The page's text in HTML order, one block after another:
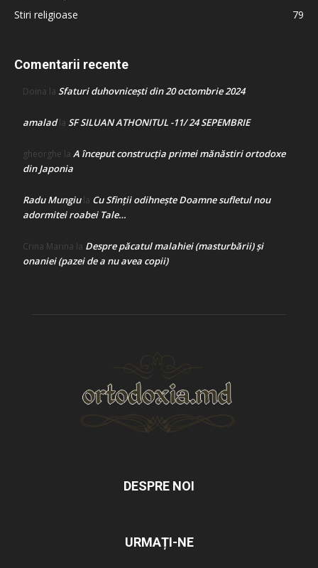
Stiri religioase
79
Comentarii recente
Doina la Sfaturi duhovnicești din 20 octombrie 2024
amaladla SF SILUAN ATHONITUL -11/ 24 SEPEMBRIE
gheorghe la A început construcţia primei mănăstiri ortodoxe
din Japonia
Radu Mungiula Cu Sfinții odihnește Doamne sufletul nou
adormitei roabei Tale…
Crina Marina la Despre păcatul malahiei (masturbării) şi
onaniei (pazei de a nu avea copii)
DESPRE NOI
URMAȚI-NE